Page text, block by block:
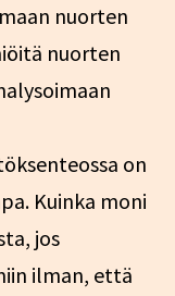
nuorten
nuorten
on
Kuinka moni
jos
ilman, että